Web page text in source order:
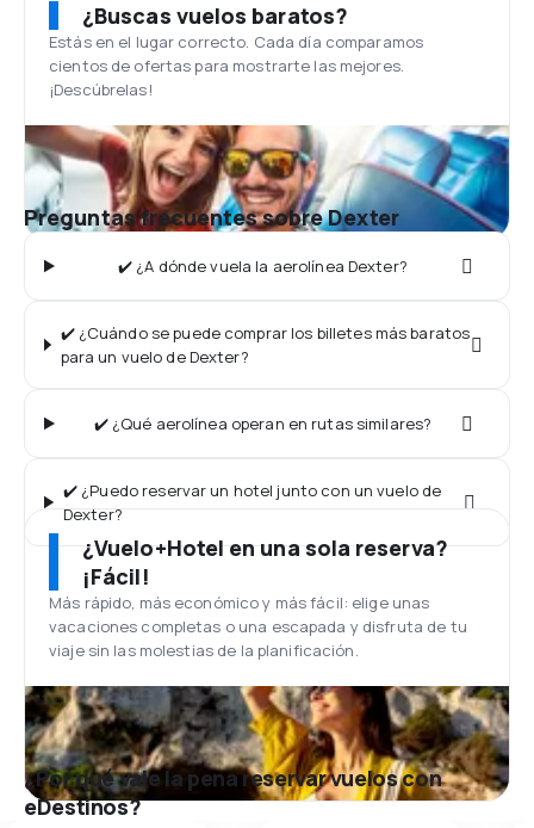
¿Buscas vuelos baratos?
Estás en el lugar correcto. Cada día comparamos
cientos de ofertas para mostrarte las mejores.
¡Descúbrelas!
Preguntas frecuentes sobre Dexter
✔️ ¿A dónde vuela la aerolínea Dexter?
✔️ ¿Cuándo se puede comprar los billetes más baratos
para un vuelo de Dexter?
✔️ ¿Qué aerolínea operan en rutas similares?
✔️ ¿Puedo reservar un hotel junto con un vuelo de
Dexter?
¿Vuelo+Hotel en una sola reserva?
¡Fácil!
Más rápido, más económico y más fácil: elige unas
vacaciones completas o una escapada y disfruta de tu
viaje sin las molestias de la planificación.
¿Por qué vale la pena reservar vuelos con
eDestinos?